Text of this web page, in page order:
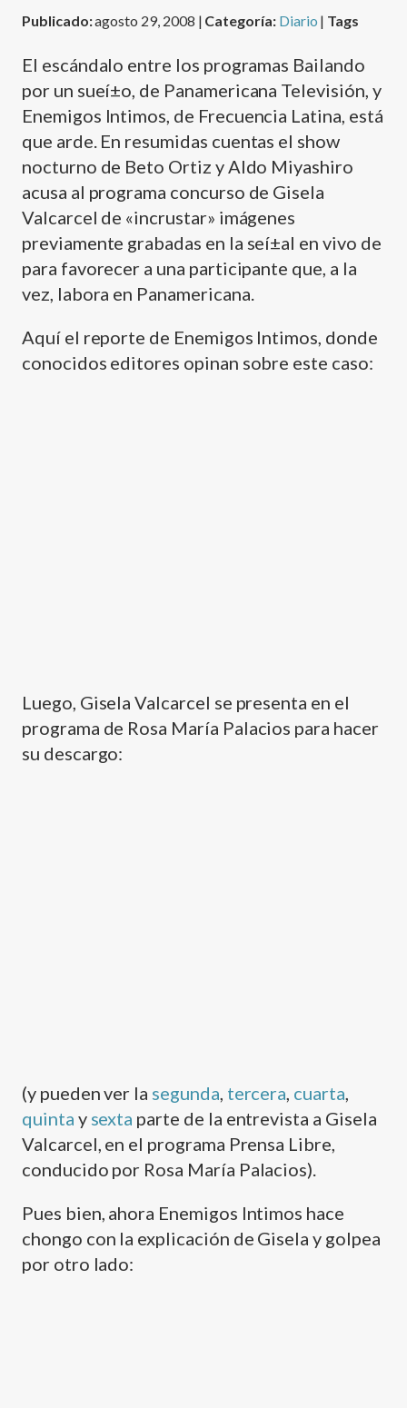
Publicado:agosto 29, 2008 | Categoría: Diario | Tags
El escándalo entre los programas Bailando
por un sueí±o, de Panamericana Televisión, y
Enemigos Intimos, de Frecuencia Latina, está
que arde. En resumidas cuentas el show
nocturno de Beto Ortiz y Aldo Miyashiro
acusa al programa concurso de Gisela
Valcarcel de «incrustar» imágenes
previamente grabadas en la seí±al en vivo de
para favorecer a una participante que, a la
vez, labora en Panamericana.
Aquí­ el reporte de Enemigos Intimos, donde
conocidos editores opinan sobre este caso:
Luego, Gisela Valcarcel se presenta en el
programa de Rosa Marí­a Palacios para hacer
su descargo:
(y pueden ver la segunda tercera cuarta
quinta y sexta parte de la entrevista a Gisela
Valcarcel, en el programa Prensa Libre,
conducido por Rosa Marí­a Palacios).
Pues bien, ahora Enemigos Intimos hace
chongo con la explicación de Gisela y golpea
por otro lado: